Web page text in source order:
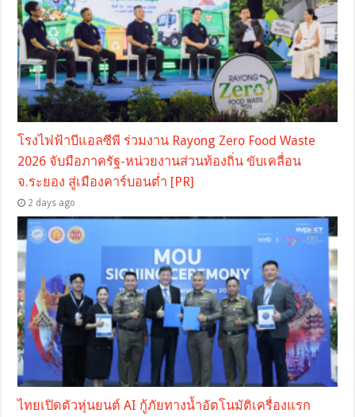
โรงไฟฟ้าบีแอลซีพี ร่วมงาน Rayong Zero Food Waste
2026 จับมือภาครัฐ-หน่วยงานส่วนท้องถิ่น ขับเคลื่อน
จ.ระยอง สู่เมืองคาร์บอนต่ำ [PR]
2 days ago
ไทยเปิดตัวหุ่นยนต์ AI กู้ภัยทางน้ำอัตโนมัติเครื่องแรก